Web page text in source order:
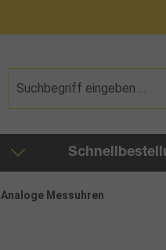
Analoge Messuhren